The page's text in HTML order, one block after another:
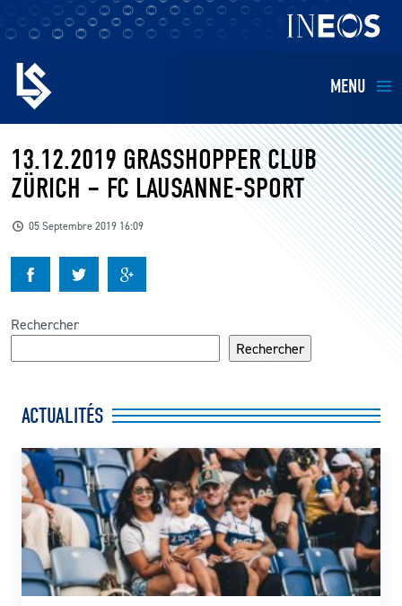
MENU
EQUIPES
BILLETTERIE
KIDS
CLUB
CONTACT
ACTUALITÉS
LS E-SHOP
13.12.2019 GRASSHOPPER CLUB
ZÜRICH – FC LAUSANNE-SPORT
05 Septembre 2019 16:09
Rechercher
Rechercher
ACTUALITÉS